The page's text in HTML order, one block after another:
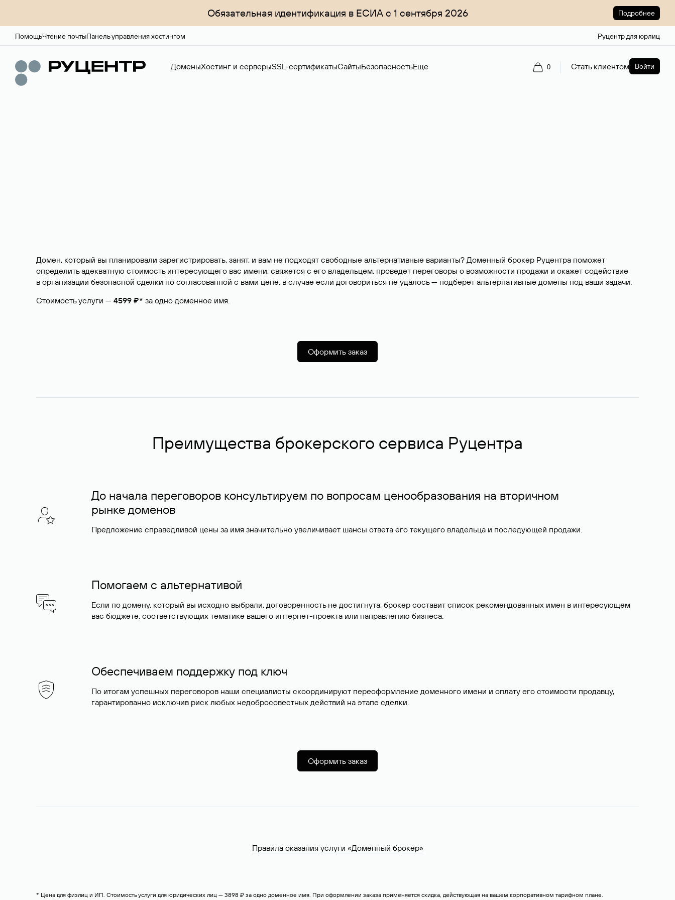
Обязательная идентификация в ЕСИА с 1 сентября 2026 Подробнее
ПомощьЧтение почтыПанель управления хостингом Руцентр для юрлиц
ДоменыХостинг и серверыSSL-сертификатыСайтыБезопасностьЕще 0 Стать клиентом Войти
Домен, который вы планировали зарегистрировать, занят, и вам не подходят свободные альтернативные варианты? Доменный брокер Руцентра поможет
определить адекватную стоимость интересующего вас имени, свяжется с его владельцем, проведет переговоры о возможности продажи и окажет содействие
в организации безопасной сделки по согласованной с вами цене, в случае если договориться не удалось — подберет альтернативные домены под ваши задачи.
Стоимость услуги — 4599 ₽* за одно доменное имя.
Оформить заказ
Преимущества брокерского сервиса Руцентра
До начала переговоров консультируем по вопросам ценообразования на вторичном
рынке доменов
Предложение справедливой цены за имя значительно увеличивает шансы ответа его текущего владельца и последующей продажи.
Помогаем с альтернативой
Если по домену, который вы исходно выбрали, договоренность не достигнута, брокер составит список рекомендованных имен в интересующем
вас бюджете, соответствующих тематике вашего интернет-проекта или направлению бизнеса.
Обеспечиваем поддержку под ключ
По итогам успешных переговоров наши специалисты скоординируют переоформление доменного имени и оплату его стоимости продавцу,
гарантированно исключив риск любых недобросовестных действий на этапе сделки.
Оформить заказ
Правила оказания услуги «Доменный брокер»
* Цена для физлиц и ИП. Стоимость услуги для юридических лиц — 3898 ₽ за одно доменное имя. При оформлении заказа применяется скидка, действующая на вашем корпоративном тарифном плане.